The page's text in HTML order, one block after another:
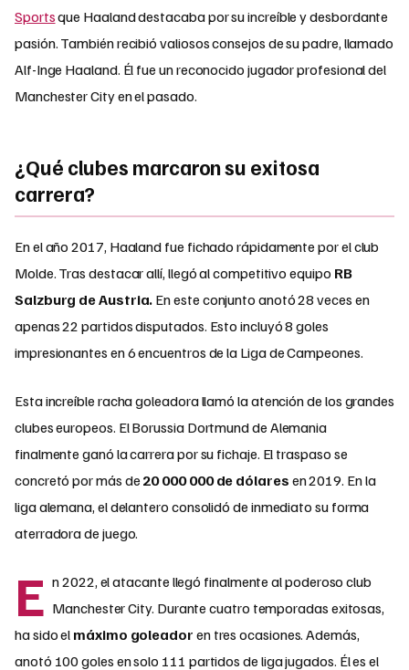
Sportsque Haaland destacaba por su increíble y desbordante
pasión. También recibió valiosos consejos de su padre, llamado
Alf-Inge Haaland. Él fue un reconocido jugador profesional del
Manchester City en el pasado.
¿Qué clubes marcaron su exitosa
carrera?
En el año 2017, Haaland fue fichado rápidamente por el club
Molde. Tras destacar allí, llegó al competitivo equipo RB
Salzburg de Austria. En este conjunto anotó 28 veces en
apenas 22 partidos disputados. Esto incluyó 8 goles
impresionantes en 6 encuentros de la Liga de Campeones.
Esta increíble racha goleadora llamó la atención de los grandes
clubes europeos. El Borussia Dortmund de Alemania
finalmente ganó la carrera por su fichaje. El traspaso se
concretó por más de 20 000 000 de dólares en 2019. En la
liga alemana, el delantero consolidó de inmediato su forma
aterradora de juego.
E n 2022, el atacante llegó finalmente al poderoso club
Manchester City. Durante cuatro temporadas exitosas,
ha sido el máximo goleador en tres ocasiones. Además,
anotó 100 goles en solo 111 partidos de liga jugados. Él es el